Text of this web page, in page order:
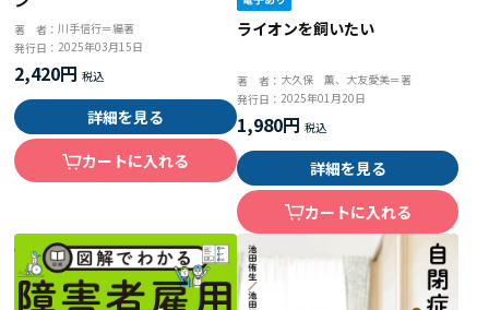
著 者：川手信行＝編著
発行日：2025年03月15日
2,420円
詳細を見る
カートに入れる
ライオンを飼いたい
著 者： 大久保 薫、大友愛美＝著
発行日： 2025年01月20日
1,980円
詳細を見る
カートに入れる